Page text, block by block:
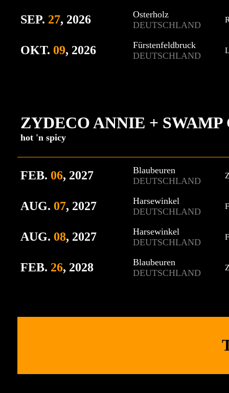
SEP. 27, 2026
Osterholz
DEUTSCHLAND
OKT. 09, 2026
Fürstenfeldbruck
DEUTSCHLAND
ZYDECO ANNIE + SWAMP
hot 'n spicy
FEB. 06, 2027
Blaubeuren
DEUTSCHLAND
AUG. 07, 2027
Harsewinkel
DEUTSCHLAND
AUG. 08, 2027
Harsewinkel
DEUTSCHLAND
FEB. 26, 2028
Blaubeuren
DEUTSCHLAND